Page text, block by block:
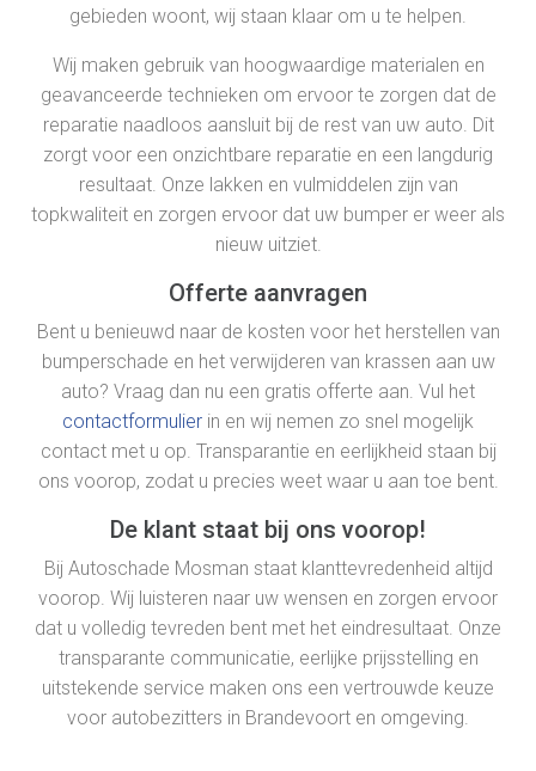
gebieden woont, wij staan klaar om u te helpen.
Wij maken gebruik van hoogwaardige materialen en
geavanceerde technieken om ervoor te zorgen dat de
reparatie naadloos aansluit bij de rest van uw auto. Dit
zorgt voor een onzichtbare reparatie en een langdurig
resultaat. Onze lakken en vulmiddelen zijn van
topkwaliteit en zorgen ervoor dat uw bumper er weer als
nieuw uitziet.
Offerte aanvragen
Bent u benieuwd naar de kosten voor het herstellen van
bumperschade en het verwijderen van krassen aan uw
auto? Vraag dan nu een gratis offerte aan. Vul het
contactformulier in en wij nemen zo snel mogelijk
contact met u op. Transparantie en eerlijkheid staan bij
ons voorop, zodat u precies weet waar u aan toe bent.
De klant staat bij ons voorop!
Bij Autoschade Mosman staat klanttevredenheid altijd
voorop. Wij luisteren naar uw wensen en zorgen ervoor
dat u volledig tevreden bent met het eindresultaat. Onze
transparante communicatie, eerlijke prijsstelling en
uitstekende service maken ons een vertrouwde keuze
voor autobezitters in Brandevoort en omgeving.